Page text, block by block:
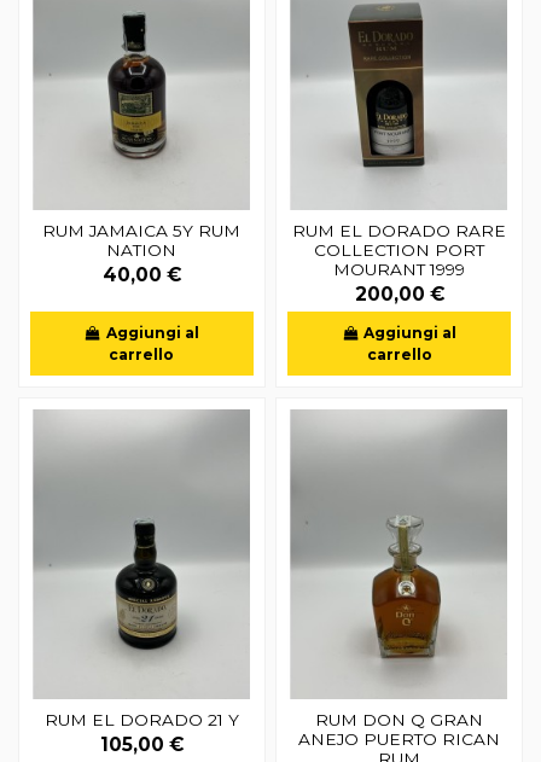
RUM JAMAICA 5Y RUM
NATION
40,00 €
Aggiungi al
carrello
RUM EL DORADO RARE
COLLECTION PORT
MOURANT 1999
200,00 €
Aggiungi al
carrello
RUM EL DORADO 21 Y
105,00 €
RUM DON Q GRAN
ANEJO PUERTO RICAN